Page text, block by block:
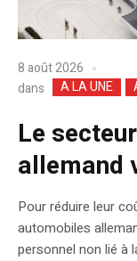
8 août 2026
dans
A LA UNE
Le
allemand
Pour réduire leur
automobiles
personnel non lié à